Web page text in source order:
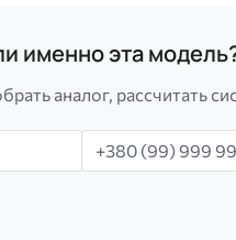
именно эта
аналог, рассчитать
Телефон